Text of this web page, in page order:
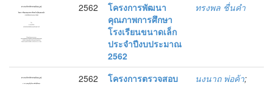
2562
โครงการพัฒนา
คุณภาพการศึกษา
โรงเรียนขนาดเล็ก
ประจำปีงบประมาณ
2562
ทรงพล ชื่นคำ
2562
โครงการตรวจสอบ
นงนาถ พ่อค้า;